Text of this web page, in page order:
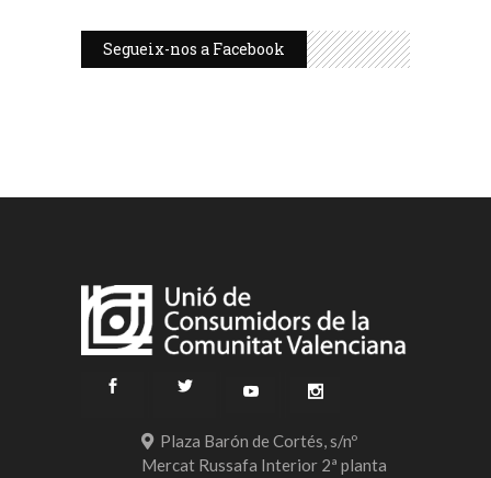
Segueix-nos a Facebook
Plaza Barón de Cortés, s/nº
Mercat Russafa Interior 2ª planta